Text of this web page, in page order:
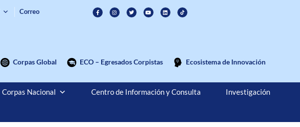
Correo
Corpas Global ECO – Egresados Corpistas Ecosistema de Innovación
Corpas Nacional Centro de Información y Consulta Investigación